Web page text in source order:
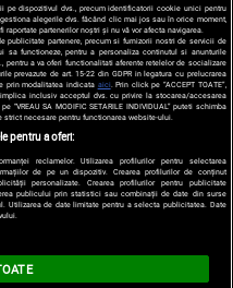
ROMANIA S.A.
de confidentialitate
Termeni
| Contact/Info Codul etic
pe dispozitivul dvs., precum identificatorii cookie unici pentru
alegerile dvs. făcând clic mai jos sau în orice moment,
partenerilor noștri și nu vă vor afecta navigarea.
partenere, precum si furnizorii nostri de servicii de
sa functioneze, pentru a personaliza continutul si anunturile
a va oferi functionalitati aferente retelelor de socializare
prevazute de art. 15-22 din GDPR in legatura cu prelucrarea
prin modalitatea indicata aici. Prin click pe “ACCEPT TOATE”,
inclusiv acceptul dvs. cu privire la stocarea/accesarea
SA MODIFIC SETARILE INDIVIDUAL” puteti schimba
necesare pentru functionarea website-ului.
pentru a oferi:
reclamelor. Utilizarea profilurilor pentru selectarea
de pe un dispozitiv. Crearea profilurilor de conținut
personalizate. Crearea profilurilor pentru publicitate
publicului prin statistici sau combinații de date din surse
Utilizarea de date limitate pentru a selecta publicitatea. Date